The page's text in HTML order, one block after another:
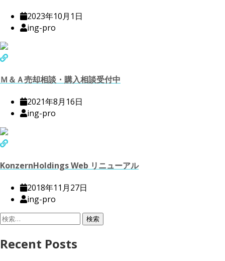
2023年10月1日
ing-pro
Ｍ＆Ａ売却相談・購入相談受付中
2021年8月16日
ing-pro
KonzernHoldings Web リニューアル
2018年11月27日
ing-pro
検
Recent Posts